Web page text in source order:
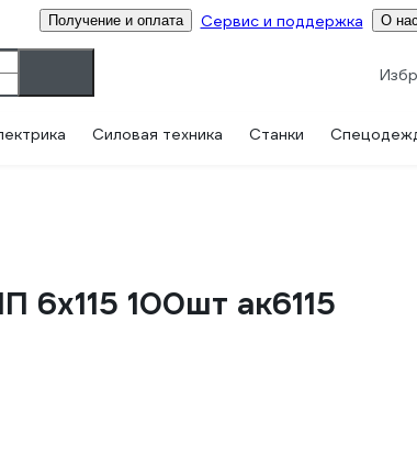
Получение и оплата Сервис и поддержка О нас
Силовая техника Станки
100шт ак6115